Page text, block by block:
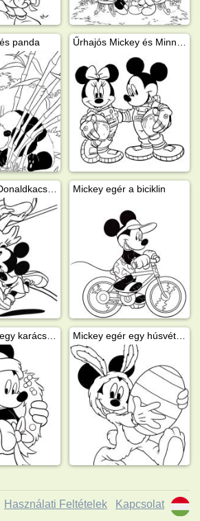
panda
Mikiegér és Donaldkacsa kosarazik Mickey egér a biciklin
Mickey egér egy karácsonyi koszorúban Mickey egér egy húsvéti tojással
Használati Feltételek Kapcsolat